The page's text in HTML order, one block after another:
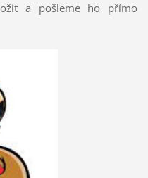
a pošleme ho přímo